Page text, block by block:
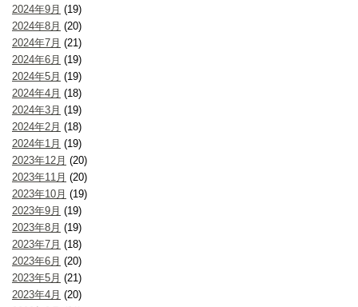
2024年9月 (19)
2024年8月 (20)
2024年7月 (21)
2024年6月 (19)
2024年5月 (19)
2024年4月 (18)
2024年3月 (19)
2024年2月 (18)
2024年1月 (19)
2023年12月 (20)
2023年11月 (20)
2023年10月 (19)
2023年9月 (19)
2023年8月 (19)
2023年7月 (18)
2023年6月 (20)
2023年5月 (21)
2023年4月 (20)